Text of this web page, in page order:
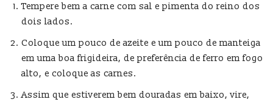
Tempere bem a carne com sal e pimenta do reino dos
dois lados.
Coloque um pouco de azeite e um pouco de manteiga
em uma boa frigideira, de preferência de ferro em fogo
alto, e coloque as carnes.
Assim que estiverem bem douradas em baixo, vire,